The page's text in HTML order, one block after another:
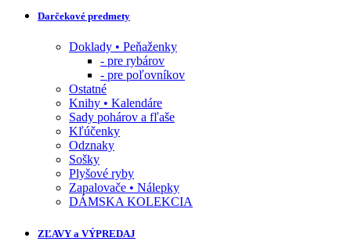
Darčekové predmety
Doklady • Peňaženky
- pre rybárov
- pre poľovníkov
Ostatné
Knihy • Kalendáre
Sady pohárov a fľaše
Kľúčenky
Odznaky
Sošky
Plyšové ryby
Zapalovače • Nálepky
DÁMSKA KOLEKCIA
ZĽAVY a VÝPREDAJ